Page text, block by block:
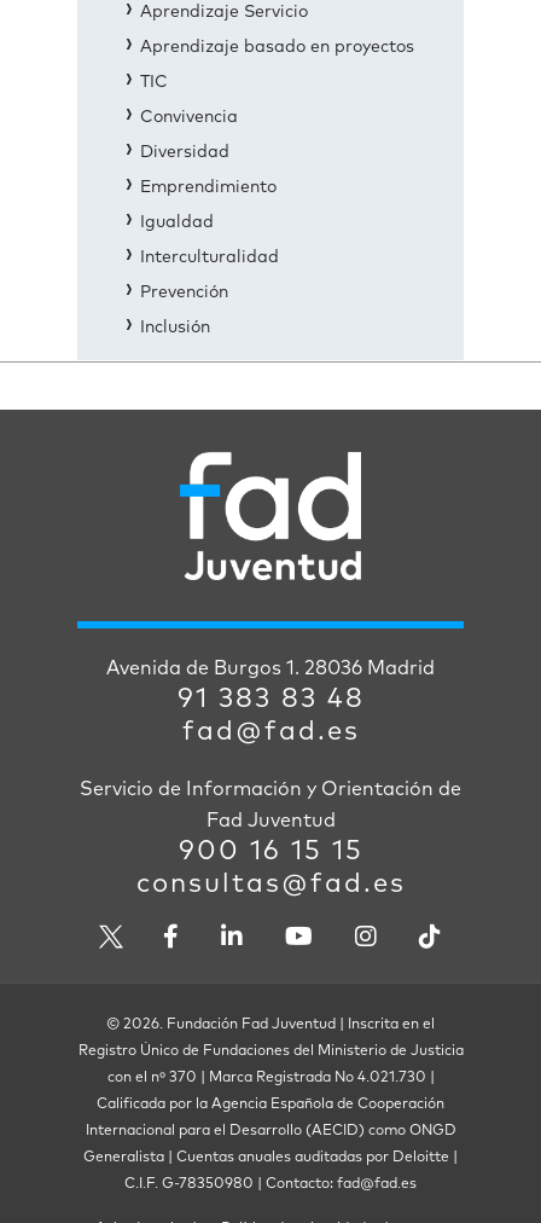
Aprendizaje Servicio
Aprendizaje basado en proyectos
TIC
Convivencia
Diversidad
Emprendimiento
Igualdad
Interculturalidad
Prevención
Inclusión
Avenida de Burgos 1. 28036 Madrid
91 383 83 48
fad@fad.es
Servicio de Información y Orientación de
Fad Juventud
900 16 15 15
consultas@fad.es
© 2026. Fundación Fad Juventud | Inscrita en el
Registro Único de Fundaciones del Ministerio de Justicia
con el nº 370 | Marca Registrada No 4.021.730 |
Calificada por la Agencia Española de Cooperación
Internacional para el Desarrollo (AECID) como ONGD
Generalista | Cuentas anuales auditadas por Deloitte |
C.I.F. G-78350980 | Contacto: fad@fad.es